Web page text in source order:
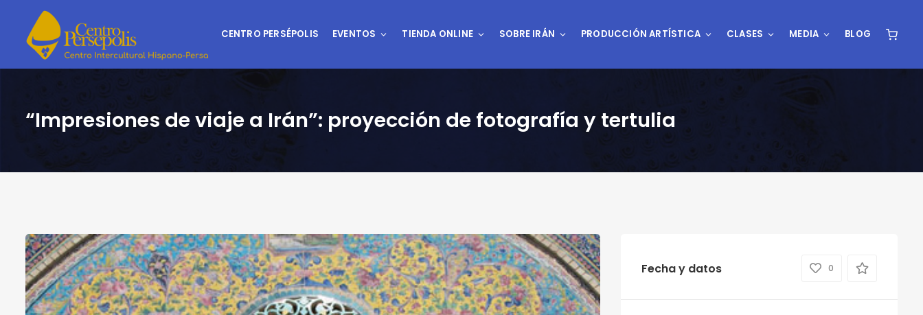
CENTRO PERSÉPOLIS EVENTOS TIENDA ONLINE SOBRE IRÁN PRODUCCIÓN ARTÍSTICA CLASES MEDIA BLOG
“Impresiones de viaje a Irán”: proyección de fotografía y tertulia
Fecha y datos 0